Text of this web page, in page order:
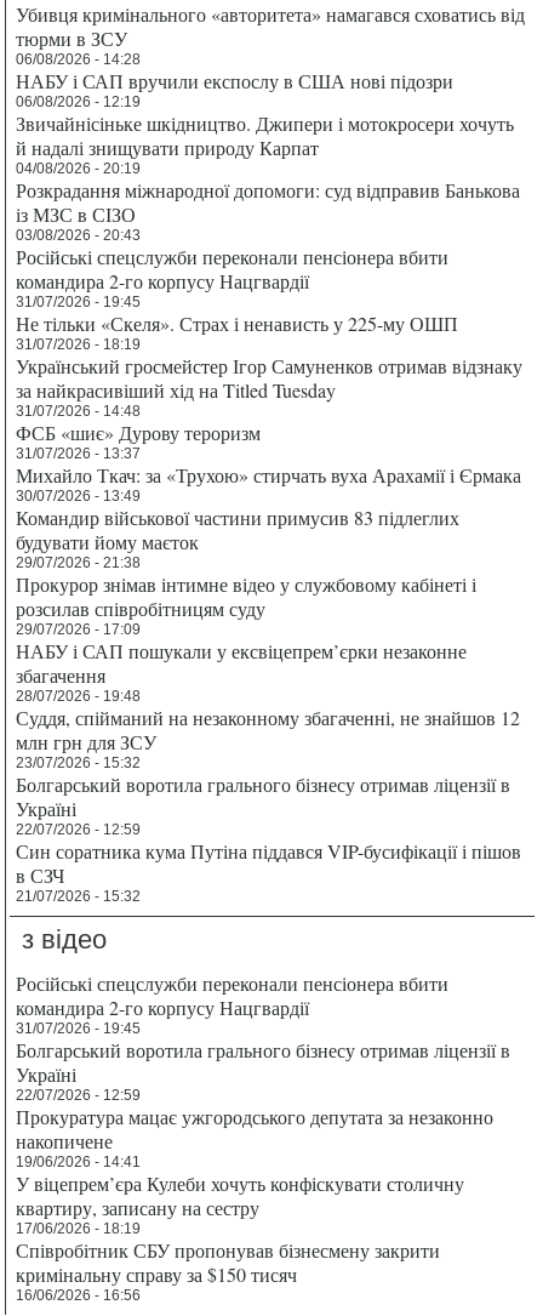
Убивця кримінального «авторитета» намагався сховатись від
тюрми в ЗСУ
06/08/2026 - 14:28
НАБУ і САП вручили експослу в США нові підозри
06/08/2026 - 12:19
Звичайнісіньке шкідництво. Джипери і мотокросери хочуть
й надалі знищувати природу Карпат
04/08/2026 - 20:19
Розкрадання міжнародної допомоги: суд відправив Банькова
із МЗС в СІЗО
03/08/2026 - 20:43
Російські спецслужби переконали пенсіонера вбити
командира 2-го корпусу Нацгвардії
31/07/2026 - 19:45
Не тільки «Скеля». Страх і ненависть у 225-му ОШП
31/07/2026 - 18:19
Український гросмейстер Ігор Самуненков отримав відзнаку
за найкрасивіший хід на Titled Tuesday
31/07/2026 - 14:48
ФСБ «шиє» Дурову тероризм
31/07/2026 - 13:37
Михайло Ткач: за «Трухою» стирчать вуха Арахамії і Єрмака
30/07/2026 - 13:49
Командир військової частини примусив 83 підлеглих
будувати йому маєток
29/07/2026 - 21:38
Прокурор знімав інтимне відео у службовому кабінеті і
розсилав співробітницям суду
29/07/2026 - 17:09
НАБУ і САП пошукали у ексвіцепрем’єрки незаконне
збагачення
28/07/2026 - 19:48
Суддя, спійманий на незаконному збагаченні, не знайшов 12
млн грн для ЗСУ
23/07/2026 - 15:32
Болгарський воротила грального бізнесу отримав ліцензії в
Україні
22/07/2026 - 12:59
Син соратника кума Путіна піддався VIP-бусифікації і пішов
в СЗЧ
21/07/2026 - 15:32
з відео
Російські спецслужби переконали пенсіонера вбити
командира 2-го корпусу Нацгвардії
31/07/2026 - 19:45
Болгарський воротила грального бізнесу отримав ліцензії в
Україні
22/07/2026 - 12:59
Прокуратура мацає ужгородського депутата за незаконно
накопичене
19/06/2026 - 14:41
У віцепрем’єра Кулеби хочуть конфіскувати столичну
квартиру, записану на сестру
17/06/2026 - 18:19
Співробітник СБУ пропонував бізнесмену закрити
кримінальну справу за $150 тисяч
16/06/2026 - 16:56